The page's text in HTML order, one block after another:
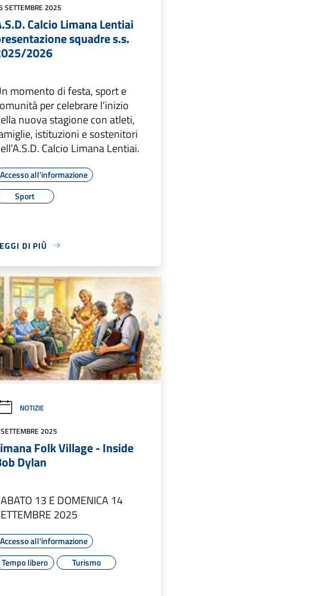
SETTEMBRE 2025
Calcio Limana Lentiai
squadre s.s.
2026
momento di festa, sport e
per celebrare l’inizio
nuova stagione con atleti,
istituzioni e sostenitori
Calcio Limana Lentiai.
Accesso all'informazione
Sport
DI PIÙ
NOTIZIE
2025
Folk Village - Inside
Dylan
13 E DOMENICA 14
2025
Accesso all'informazione
Tempo libero
Turismo